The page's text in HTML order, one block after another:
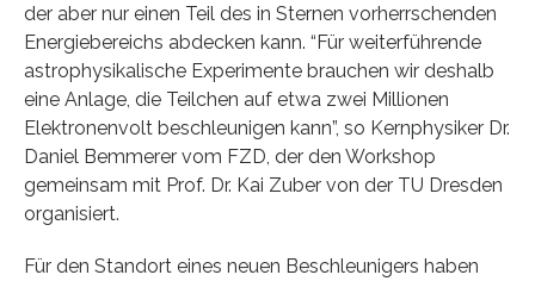
der aber nur einen Teil des in Sternen vorherrschenden
Energiebereichs abdecken kann. “Für weiterführende
astrophysikalische Experimente brauchen wir deshalb
eine Anlage, die Teilchen auf etwa zwei Millionen
Elektronenvolt beschleunigen kann”, so Kernphysiker Dr.
Daniel Bemmerer vom FZD, der den Workshop
gemeinsam mit Prof. Dr. Kai Zuber von der TU Dresden
organisiert.
Für den Standort eines neuen Beschleunigers haben